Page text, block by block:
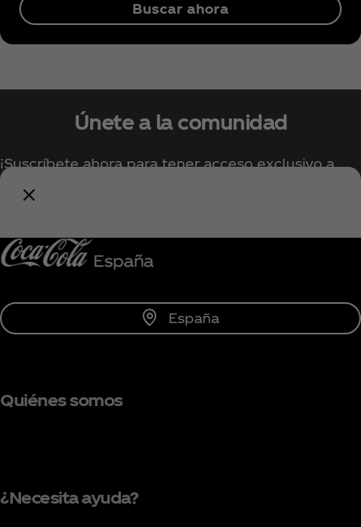
Buscar ahora
Únete a la comunidad
¡Suscríbete ahora para tener acceso exclusivo a
España
Quiénes somos
¿Necesita ayuda?